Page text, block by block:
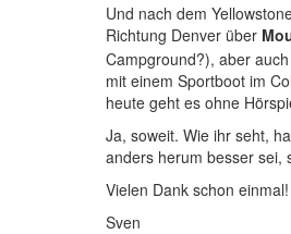
Und nach dem
Richtung Denver über
Campground?), aber
mit einem Sportboot im
heute geht es ohne
Ja, soweit. Wie ihr seht,
anders herum besser sei,
Vielen Dank schon einmal!
Sven